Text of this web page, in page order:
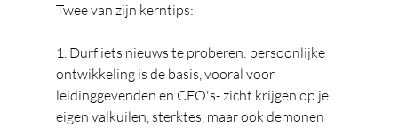
Twee van zijn kerntips:
1. Durf iets nieuws te proberen: persoonlijke
ontwikkeling is de basis, vooral voor
leidinggevenden en CEO's- zicht krijgen op je
eigen valkuilen, sterktes, maar ook demonen